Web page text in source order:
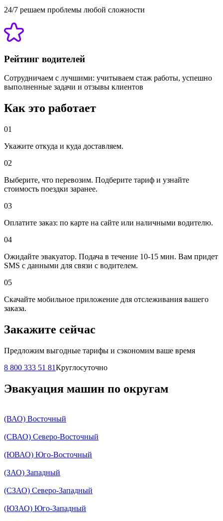
24/7 решаем проблемы любой сложности
Рейтинг водителей
Сотрудничаем с лучшими: учитываем стаж работы, успешно
выполненные задачи и отзывы клиентов
Как это работает
01
Укажите откуда и куда доставляем.
02
Выберите, что перевозим. Подберите тариф и узнайте
стоимость поездки заранее.
03
Оплатите заказ: по карте на сайте или наличными водителю.
04
Ожидайте эвакуатор. Подача в течение 10-15 мин. Вам придет
SMS с данными для связи с водителем.
05
Скачайте мобильное приложение для отслеживания вашего
заказа.
Закажите сейчас
Предложим выгодные тарифы и сэкономим ваше время
8 800 333 51 81Круглосуточно
Эвакуация машин по округам
(ВАО) Восточный
(СВАО) Северо-Восточный
(ЮВАО) Юго-Восточный
(ЗАО) Западный
(СЗАО) Северо-Западный
(ЮЗАО) Юго-Западный